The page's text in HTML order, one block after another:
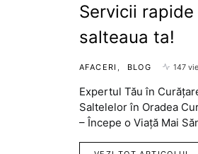
Servicii
salteaua ta!
AFACERI BLOG 147
Expertul Tău în
Saltelelor în Oradea
– Începe o Viață Mai